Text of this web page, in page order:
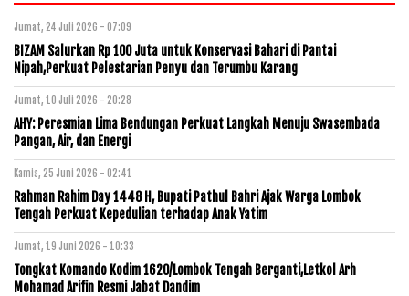
Jumat, 24 Juli 2026 - 07:09
BIZAM Salurkan Rp 100 Juta untuk Konservasi Bahari di Pantai
Nipah,Perkuat Pelestarian Penyu dan Terumbu Karang
Jumat, 10 Juli 2026 - 20:28
AHY: Peresmian Lima Bendungan Perkuat Langkah Menuju Swasembada
Pangan, Air, dan Energi
Kamis, 25 Juni 2026 - 02:41
Rahman Rahim Day 1448 H, Bupati Pathul Bahri Ajak Warga Lombok
Tengah Perkuat Kepedulian terhadap Anak Yatim
Jumat, 19 Juni 2026 - 10:33
Tongkat Komando Kodim 1620/Lombok Tengah Berganti,Letkol Arh
Mohamad Arifin Resmi Jabat Dandim